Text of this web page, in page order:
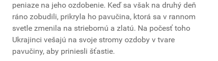
peniaze na jeho ozdobenie. Keď sa však na druhý deň
ráno zobudili, prikryla ho pavučina, ktorá sa v rannom
svetle zmenila na striebornú a zlatú. Na počesť toho
Ukrajinci vešajú na svoje stromy ozdoby v tvare
pavučiny, aby priniesli šťastie.